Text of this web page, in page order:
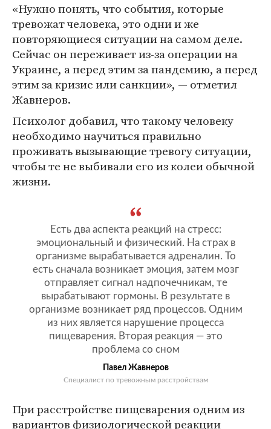
«Нужно понять, что события, которые
тревожат человека, это одни и же
повторяющиеся ситуации на самом деле.
Сейчас он переживает из-за операции на
Украине, а перед этим за пандемию, а перед
этим за кризис или санкции», — отметил
Жавнеров.
Психолог добавил, что такому человеку
необходимо научиться правильно
проживать вызывающие тревогу ситуации,
чтобы те не выбивали его из колеи обычной
жизни.
Есть два аспекта реакций на стресс:
эмоциональный и физический. На страх в
организме вырабатывается адреналин. То
есть сначала возникает эмоция, затем мозг
отправляет сигнал надпочечникам, те
вырабатывают гормоны. В результате в
организме возникает ряд процессов. Одним
из них является нарушение процесса
пищеварения. Вторая реакция — это
проблема со сном
Павел Жавнеров
Специалист по тревожным расстройствам
При расстройстве пищеварения одним из
вариантов физиологической реакции